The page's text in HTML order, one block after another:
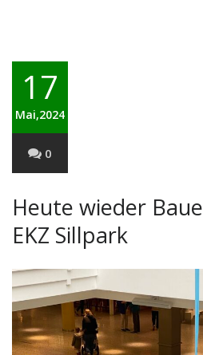
17
Mai,2024
0
Heute wieder
EKZ Sillpark